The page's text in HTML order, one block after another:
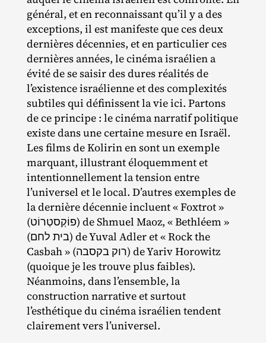
général, et en reconnaissant qu’il y a des
exceptions, il est manifeste que ces deux
dernières décennies, et en particulier ces
dernières années, le cinéma israélien a
évité de se saisir des dures réalités de
l’existence israélienne et des complexités
subtiles qui définissent la vie ici. Partons
de ce principe : le cinéma narratif politique
existe dans une certaine mesure en Israël.
Les films de Kolirin en sont un exemple
marquant, illustrant éloquemment et
intentionnellement la tension entre
l’universel et le local. D’autres exemples de
la dernière décennie incluent « Foxtrot »
(פוֹקְסטְרוֹט) de Shmuel Maoz, « Bethléem »
(בית לחם) de Yuval Adler et « Rock the
Casbah » (רוק בקסבה) de Yariv Horowitz
(quoique je les trouve plus faibles).
Néanmoins, dans l’ensemble, la
construction narrative et surtout
l’esthétique du cinéma israélien tendent
clairement vers l’universel.